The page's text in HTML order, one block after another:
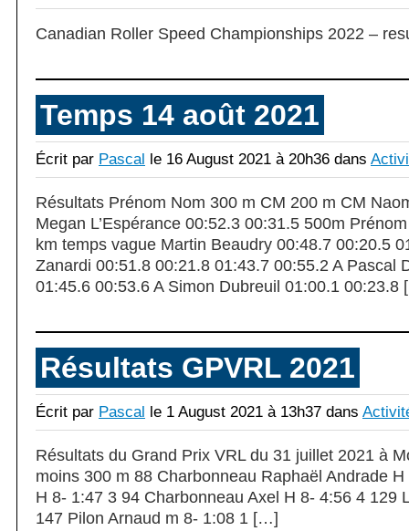
Canadian Roller Speed Championships 2022 –
Temps 14 août 2021
Écrit par Pascal le 16 August 2021 à 20h36 dans
Résultats Prénom Nom 300 m CM 200 m CM
Megan L’Espérance 00:52.3 00:31.5 500m
km temps vague Martin Beaudry 00:48.7 00:20.5
Zanardi 00:51.8 00:21.8 01:43.7 00:55.2 A Pascal
01:45.6 00:53.6 A Simon Dubreuil 01:00.1
Résultats GPVRL 2021
Écrit par Pascal le 1 August 2021 à 13h37 dans
Résultats du Grand Prix VRL du 31 juillet 2021 à
moins 300 m 88 Charbonneau Raphaël Andrade
H 8- 1:47 3 94 Charbonneau Axel H 8- 4:56 4 129
147 Pilon Arnaud m 8- 1:08 1 […]